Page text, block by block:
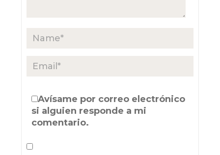
Avísame por correo electrónico
si alguien responde a mi
comentario.